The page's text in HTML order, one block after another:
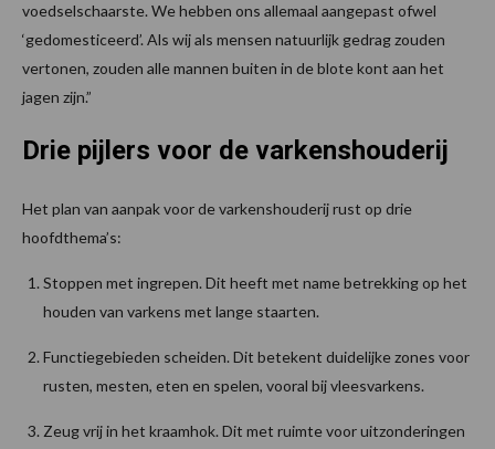
voedselschaarste. We hebben ons allemaal aangepast ofwel
‘gedomesticeerd’. Als wij als mensen natuurlijk gedrag zouden
vertonen, zouden alle mannen buiten in de blote kont aan het
jagen zijn.”
Drie pijlers voor de varkenshouderij
Het plan van aanpak voor de varkenshouderij rust op drie
hoofdthema’s:
Stoppen met ingrepen. Dit heeft met name betrekking op het
houden van varkens met lange staarten.
Functiegebieden scheiden. Dit betekent duidelijke zones voor
rusten, mesten, eten en spelen, vooral bij vleesvarkens.
Zeug vrij in het kraamhok. Dit met ruimte voor uitzonderingen